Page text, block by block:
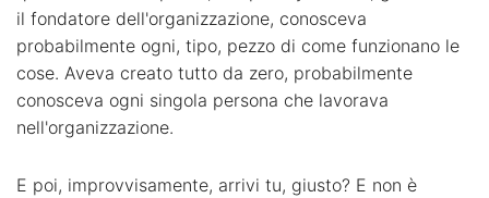
il fondatore dell'organizzazione, conosceva
probabilmente ogni, tipo, pezzo di come funzionano le
cose. Aveva creato tutto da zero, probabilmente
conosceva ogni singola persona che lavorava
nell'organizzazione.
E poi, improvvisamente, arrivi tu, giusto? E non è